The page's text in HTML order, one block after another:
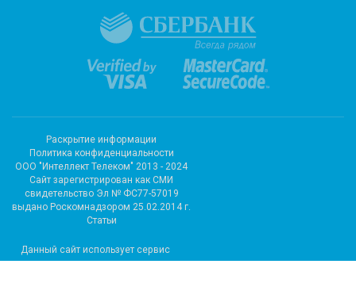
Раскрытие информации
Политика конфиденциальности
ООО "Интеллект Телеком" 2013 - 2024
Cайт зарегистрирован как СМИ
свидетельство Эл № ФС77-57019
выдано Роскомнадзором 25.02.2014 г.
Статьи
Данный сайт использует сервис
метрических программ и